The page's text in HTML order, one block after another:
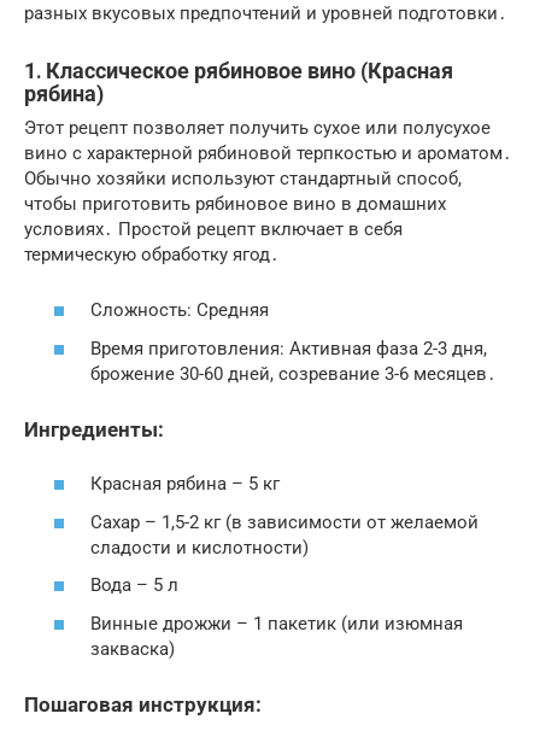
разных вкусовых предпочтений и уровней подготовки․
1․ Классическое рябиновое вино (Красная
рябина)
Этот рецепт позволяет получить сухое или полусухое
вино с характерной рябиновой терпкостью и ароматом․
Обычно хозяйки используют стандартный способ,
чтобы приготовить рябиновое вино в домашних
условиях․ Простой рецепт включает в себя
термическую обработку ягод․
Сложность: Средняя
Время приготовления: Активная фаза 2-3 дня,
брожение 30-60 дней, созревание 3-6 месяцев․
Ингредиенты:
Красная рябина – 5 кг
Сахар – 1,5-2 кг (в зависимости от желаемой
сладости и кислотности)
Вода – 5 л
Винные дрожжи – 1 пакетик (или изюмная
закваска)
Пошаговая инструкция: